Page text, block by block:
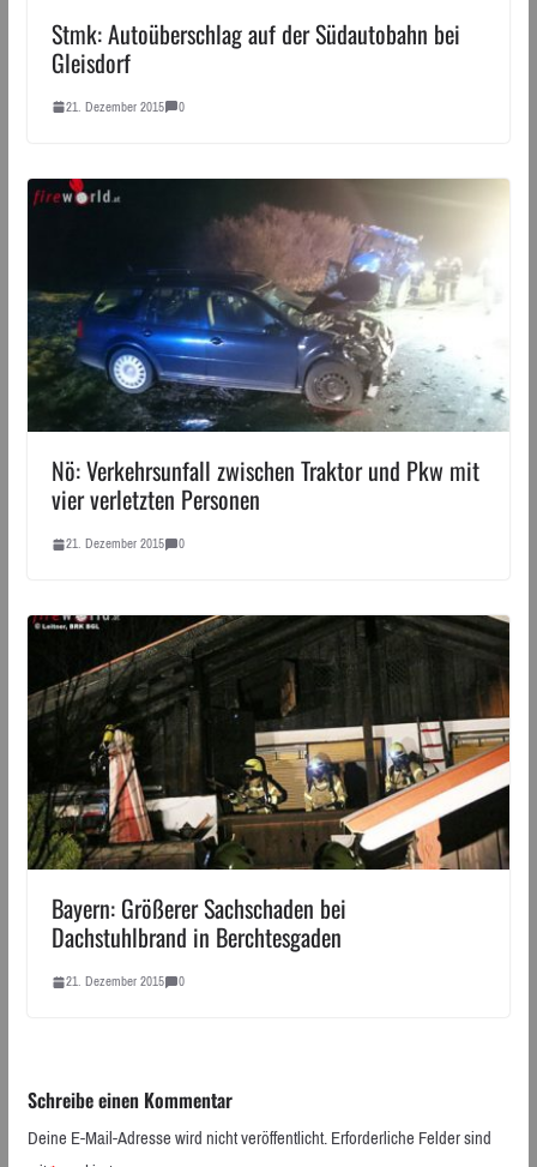
Stmk: Autoüberschlag auf der Südautobahn bei
Gleisdorf
21. Dezember 2015 0
Nö: Verkehrsunfall zwischen Traktor und Pkw mit
vier verletzten Personen
21. Dezember 2015 0
Bayern: Größerer Sachschaden bei
Dachstuhlbrand in Berchtesgaden
21. Dezember 2015 0
Schreibe einen Kommentar
Deine E-Mail-Adresse wird nicht veröffentlicht.Erforderliche Felder sind